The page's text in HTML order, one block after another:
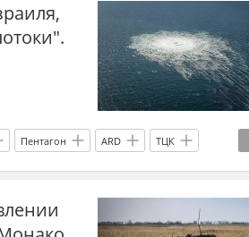
Пентагон ARD ТЦК
Ближний Восток Израиль
ЕС Франция